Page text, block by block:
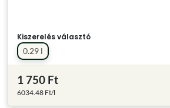
Kiszerelés választó
0.29 l
1 750 Ft
6034.48 Ft/l